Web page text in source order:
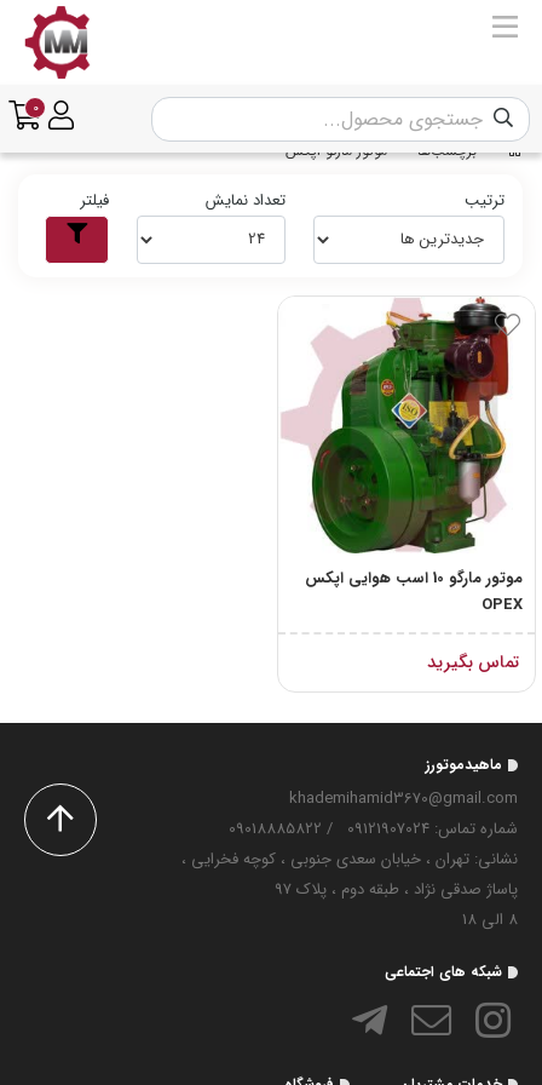
0
برچسب‌ها موتور مارگو اپکس
ترتیب تعداد نمایش فیلتر
موتور مارگو 10 اسب هوایی اپکس
OPEX
تماس بگیرید
ماهیدموتورز
khademihamid3670@gmail.com
شماره تماس‌: 09121907024
/
09018885822
نشانی: تهران ، خیابان سعدی جنوبی ، کوچه فخرایی ،
پاساژ صدقی نژاد ، طبقه دوم ، پلاک 97
8 الی 18
شبکه های اجتماعی